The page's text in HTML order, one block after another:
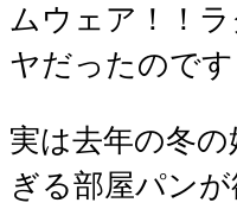
ムウェア！！
ヤだったのです
実は去年の冬
ぎる部屋パン